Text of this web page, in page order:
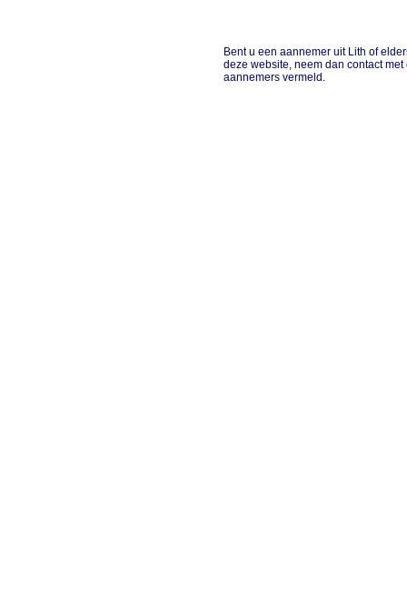
Bent u een aannemer uit Lith of
deze website, neem dan contact
aannemers vermeld.